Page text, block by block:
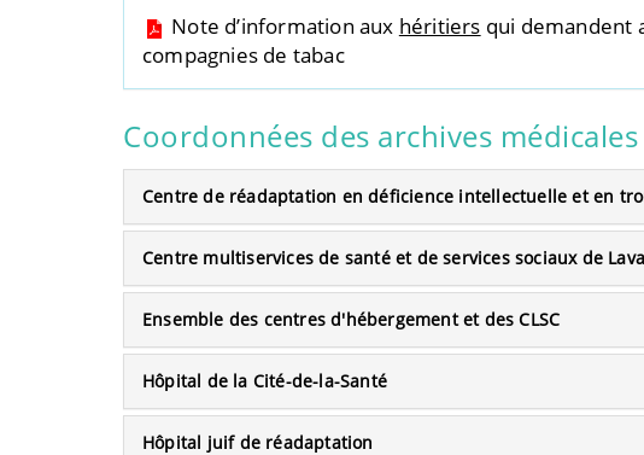
Note d’information aux héritiers qui demandent
compagnies de tabac
Coordonnées des archives
Centre de réadaptation en déficience intellectuelle et en
Centre multiservices de santé et de services sociaux de
Ensemble des centres d'hébergement et des CLSC
Hôpital de la Cité-de-la-Santé
Hôpital juif de réadaptation